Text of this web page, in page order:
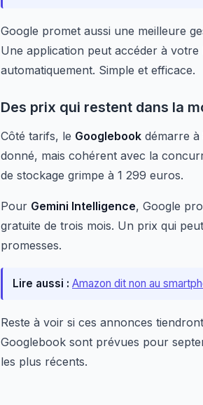
Google promet aussi une meilleure
Une application peut accéder à
automatiquement. Simple et efficace.
Des prix qui restent dans la
Côté tarifs, le Googlebook démarre
donné, mais cohérent avec la
de stockage grimpe à 1 299 euros.
Pour Gemini Intelligence, Google
gratuite de trois mois. Un prix qui
promesses.
Lire aussi : Amazon dit non au
Reste à voir si ces annonces
Googlebook sont prévues pour
les plus récents.